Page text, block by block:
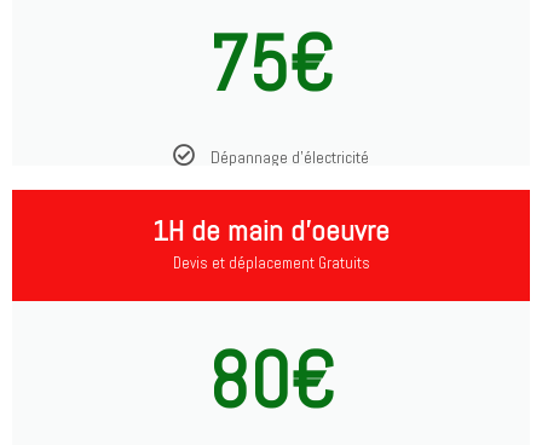
75€
Dépannage d'électricité
1H de main d'oeuvre
Devis et déplacement Gratuits
80€